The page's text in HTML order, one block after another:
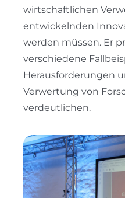
wirtschaftlichen
entwickelnden
werden müssen. Er
verschiedene
Herausforderungen
Verwertung von
verdeutlichen.